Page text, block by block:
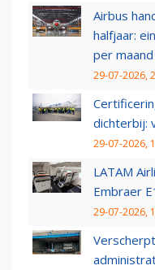
Airbus
halfjaar:
per maand
29-07-2026,
dichterbij:
29-07-2026,
LATAM
Embraer
29-07-2026,